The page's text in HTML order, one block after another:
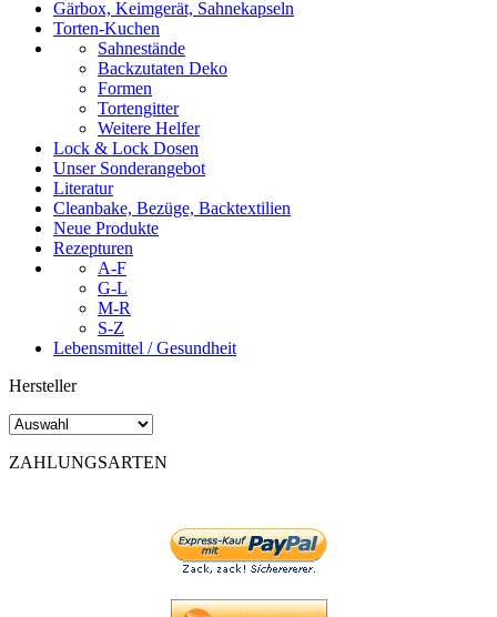
Gärbox, Keimgerät, Sahnekapseln
Torten-Kuchen
Sahnestände
Backzutaten Deko
Formen
Tortengitter
Weitere Helfer
Lock & Lock Dosen
Unser Sonderangebot
Literatur
Cleanbake, Bezüge, Backtextilien
Neue Produkte
Rezepturen
A-F
G-L
M-R
S-Z
Lebensmittel / Gesundheit
Hersteller
ZAHLUNGSARTEN